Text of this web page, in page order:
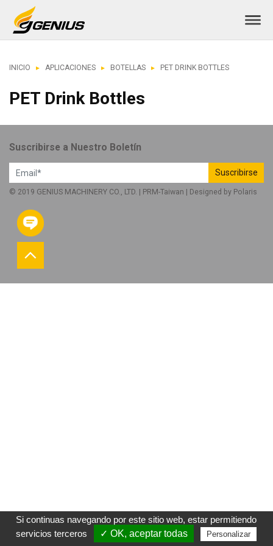
INICIO APLICACIONES BOTELLAS PET DRINK BOTTLES
PET Drink Bottles
Suscribirse a Nuestro Boletín
Suscribirse
© 2019 GENIUS MACHINERY CO., LTD. | PRM-Taiwan | Designed by Polaris
Si continuas navegando por este sitio web, estar permitiendo
servicios terceros
✓ OK, aceptar todas Personalizar